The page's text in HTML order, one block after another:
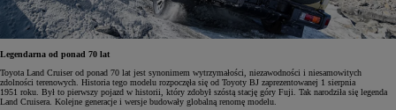
Legendarna od ponad 70 lat
Toyota Land Cruiser od ponad 70 lat jest synonimem wytrzymałości, niezawodności i niesamowitych
zdolności terenowych. Historia tego modelu rozpoczęła się od Toyoty BJ zaprezentowanej 1 sierpnia
1951 roku. Był to pierwszy pojazd w historii, który zdobył szóstą stację góry Fuji. Tak narodziła się legenda
Land Cruisera. Kolejne generacje i wersje budowały globalną renomę modelu.